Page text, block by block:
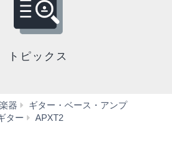
トピックス
楽器
ギター・ベース・アンプ
ター
APXT2